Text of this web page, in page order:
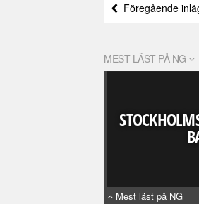
Föregående
MEST LÄST PÅ NG
Mest läst på NG